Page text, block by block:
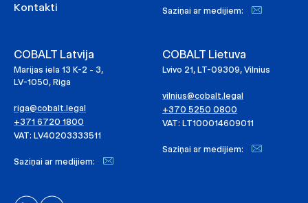
Kontakti
Saziņai ar medijiem:
COBALT Latvija
Marijas iela 13 K-2 - 3,
LV-1050, Riga
riga@cobalt.legal
+371 6720 1800
VAT: LV40203333511
Saziņai ar medijiem:
COBALT Lietuva
Lvivo 21, LT-09309, Vilnius
vilnius@cobalt.legal
+370 5250 0800
VAT: LT100014609011
Saziņai ar medijiem: